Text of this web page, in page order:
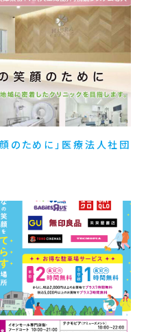
のために」医療法人社団